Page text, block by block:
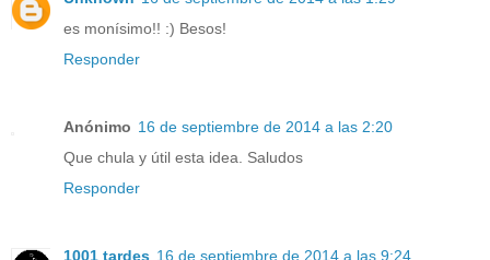
es monísimo!! :) Besos!
Responder
Anónimo 16 de septiembre de 2014 a las 2:20
Que chula y útil esta idea. Saludos
Responder
1001 tardes 16 de septiembre de 2014 a las 9:24